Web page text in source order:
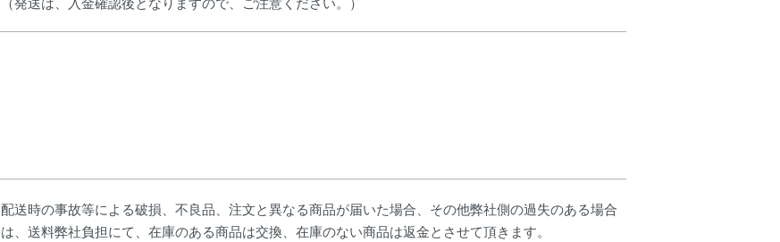
配送時の事故等による破損、不良品、注文と異なる商品が届いた場合、その他弊社側の過失のある場合
は、送料弊社負担にて、在庫のある商品は交換、在庫のない商品は返金とさせて頂きます。